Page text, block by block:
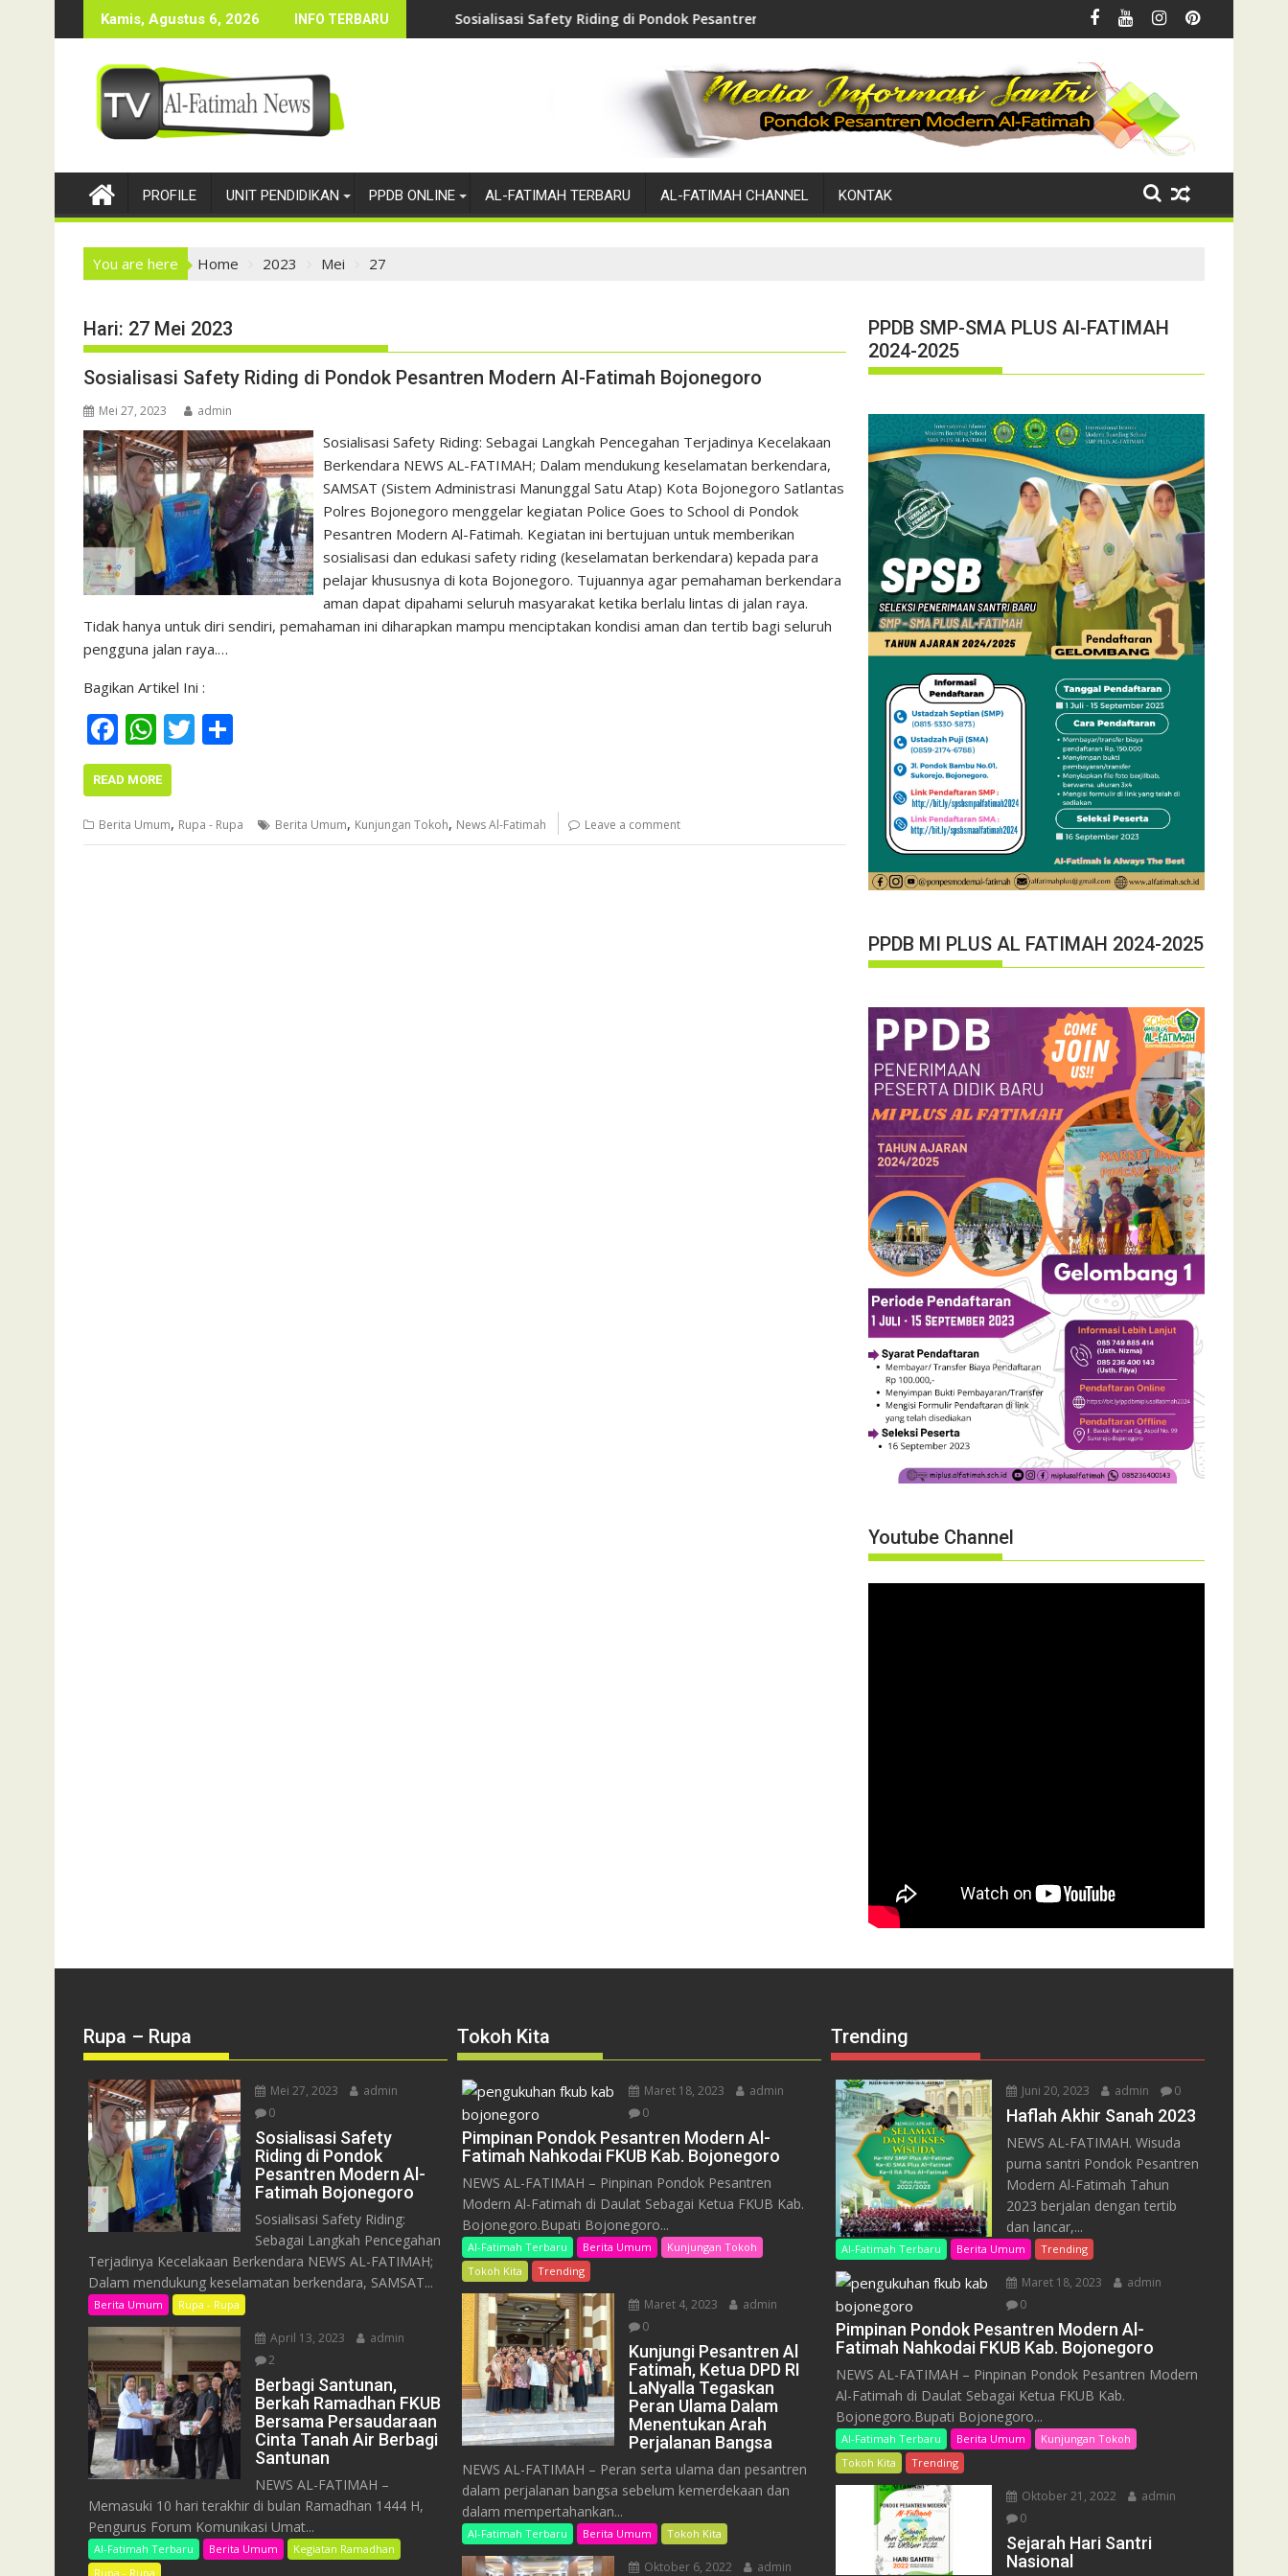
to
Kamis, Agustus 6, 2026 INFO TERBARU
Haflah Akhir Sanah 2023 Sosialisasi Safety Riding di Pondok Pesantren Modern Al-Fatimah BojonegoroPonpes Modern Al-Fatimah Salurkan Zakat Fitrah RA - MI Plus Al-Fatimah
PROFILE UNIT PENDIDIKAN PPDB ONLINE AL-FATIMAH TERBARU AL-FATIMAH CHANNEL KONTAK
You are here Home 2023 Mei 27
Hari: 27 Mei 2023
Sosialisasi Safety Riding di Pondok Pesantren Modern Al-Fatimah Bojonegoro
Mei 27, 2023 admin
Sosialisasi Safety Riding: Sebagai Langkah Pencegahan Terjadinya Kecelakaan
Berkendara NEWS AL-FATIMAH; Dalam mendukung keselamatan berkendara,
SAMSAT (Sistem Administrasi Manunggal Satu Atap) Kota Bojonegoro Satlantas
Polres Bojonegoro menggelar kegiatan Police Goes to School di Pondok
Pesantren Modern Al-Fatimah. Kegiatan ini bertujuan untuk memberikan
sosialisasi dan edukasi safety riding (keselamatan berkendara) kepada para
pelajar khususnya di kota Bojonegoro. Tujuannya agar pemahaman berkendara
aman dapat dipahami seluruh masyarakat ketika berlalu lintas di jalan raya.
Tidak hanya untuk diri sendiri, pemahaman ini diharapkan mampu menciptakan kondisi aman dan tertib bagi seluruh
pengguna jalan raya.…
Bagikan Artikel Ini :
F
ac
e
b
o
W
h
at
s
A
T
er e
READ MORE
Berita Umum, Rupa - Rupa Berita Umum, Kunjungan Tokoh, News Al-Fatimah Leave a comment
PPDB SMP-SMA PLUS Al-FATIMAH
2024-2025
PPDB MI PLUS AL FATIMAH 2024-2025
Youtube Channel
Rupa – Rupa
Mei 27, 2023
admin
0
Sosialisasi Safety
Riding di Pondok
Pesantren Modern Al-
Fatimah Bojonegoro
Sosialisasi Safety Riding:
Sebagai Langkah Pencegahan
Terjadinya Kecelakaan Berkendara NEWS AL-FATIMAH;
Dalam mendukung keselamatan berkendara, SAMSAT...
Berita Umum Rupa - Rupa
April 13, 2023
admin
2
Berbagi Santunan,
Berkah Ramadhan FKUB
Bersama Persaudaraan
Cinta Tanah Air Berbagi
Santunan
NEWS AL-FATIMAH –
Memasuki 10 hari terakhir di bulan Ramadhan 1444 H,
Pengurus Forum Komunikasi Umat...
Al-Fatimah Terbaru Berita Umum
Kegiatan Ramadhan
Rupa - Rupa
Tokoh Kita
Maret 18, 2023
admin
0
Pimpinan Pondok Pesantren Modern Al-
Fatimah Nahkodai FKUB Kab. Bojonegoro
NEWS AL-FATIMAH – Pinpinan Pondok Pesantren
Modern Al-Fatimah di Daulat Sebagai Ketua FKUB Kab.
Bojonegoro.Bupati Bojonegoro...
Al-Fatimah Terbaru Berita Umum
Kunjungan Tokoh
Tokoh Kita
Trending
Maret 4, 2023
admin
0
Kunjungi Pesantren Al
Fatimah, Ketua DPD RI
LaNyalla Tegaskan
Peran Ulama Dalam
Menentukan Arah
Perjalanan Bangsa
NEWS AL-FATIMAH – Peran serta ulama dan pesantren
dalam perjalanan bangsa sebelum kemerdekaan dan
dalam mempertahankan...
Al-Fatimah Terbaru Berita Umum Tokoh Kita
Oktober 6, 2022 admin
Trending
Juni 20, 2023 admin 0
Haflah Akhir Sanah 2023
NEWS AL-FATIMAH. Wisuda
purna santri Pondok Pesantren
Modern Al-Fatimah Tahun
2023 berjalan dengan tertib
dan lancar,...
Al-Fatimah Terbaru Berita Umum Trending
Maret 18, 2023
admin
0
Pimpinan Pondok Pesantren Modern Al-
Fatimah Nahkodai FKUB Kab. Bojonegoro
NEWS AL-FATIMAH – Pinpinan Pondok Pesantren Modern
Al-Fatimah di Daulat Sebagai Ketua FKUB Kab.
Bojonegoro.Bupati Bojonegoro...
Al-Fatimah Terbaru Berita Umum
Kunjungan Tokoh
Tokoh Kita
Trending
Oktober 21, 2022
admin
0
Sejarah Hari Santri
Nasional